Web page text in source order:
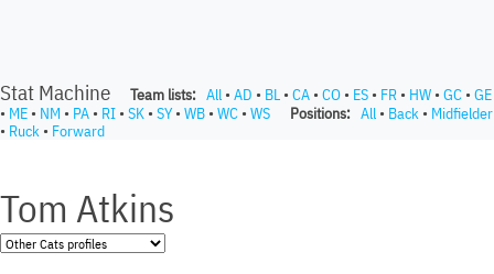
Stat Machine Team lists: All • AD • BL • CA • CO • ES • FR • HW • GC • GE
• ME • NM • PA • RI • SK • SY• WB • WC • WS Positions: All • Back • Midfielder
• Ruck • Forward